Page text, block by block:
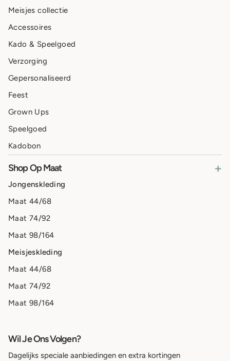
Meisjes collectie
Accessoires
Kado & Speelgoed
Verzorging
Gepersonaliseerd
Feest
Grown Ups
Speelgoed
Kadobon
Shop Op Maat +
Jongenskleding
Maat 44/68
Maat 74/92
Maat 98/164
Meisjeskleding
Maat 44/68
Maat 74/92
Maat 98/164
Wil Je Ons Volgen?
Dagelijks speciale aanbiedingen en extra kortingen